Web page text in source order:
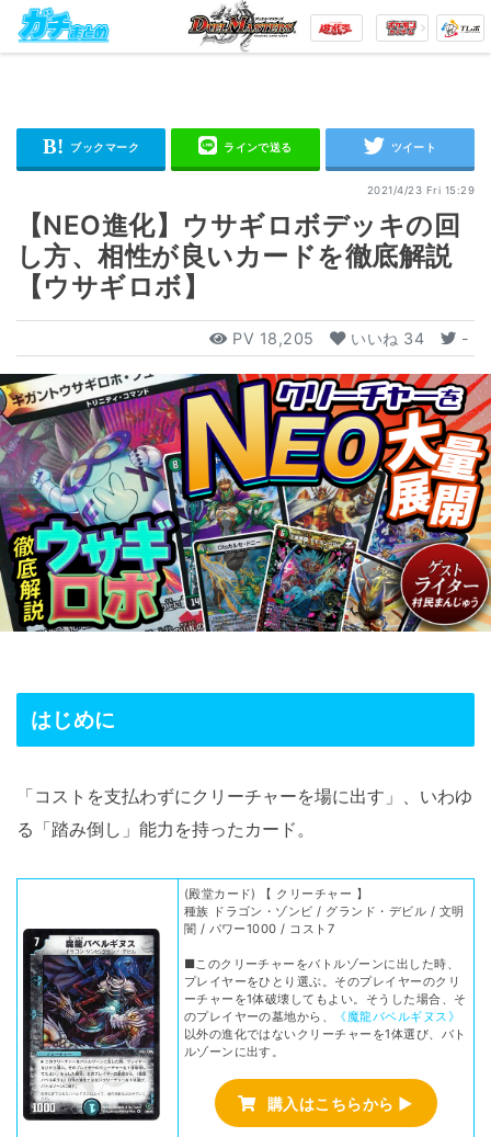
2021/4/23 Fri 15:29
【NEO進化】ウサギロボデッキの回
し方、相性が良いカードを徹底解説
【ウサギロボ】
PV 18,205 いいね 34 -
はじめに
「コストを支払わずにクリーチャーを場に出す」、いわゆ
る「踏み倒し」能力を持ったカード。
(殿堂カード) 【 クリーチャー 】
種族 ドラゴン・ゾンビ / グランド・デビル / 文明
闇 / パワー1000 / コスト7
■このクリーチャーをバトルゾーンに出した時、
プレイヤーをひとり選ぶ。そのプレイヤーのクリ
ーチャーを1体破壊してもよい。そうした場合、そ
のプレイヤーの墓地から、
《魔龍バベルギヌス》
以外の進化ではないクリーチャーを1体選び、バト
ルゾーンに出す。
購入はこちらから ▶